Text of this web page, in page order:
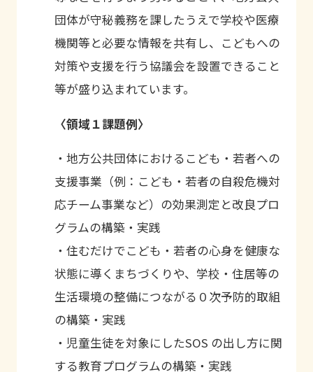
団体が守秘義務を課したうえで学校や医療
機関等と必要な情報を共有し、こどもへの
対策や支援を行う協議会を設置できること
等が盛り込まれています。
〈領域１課題例〉
・地方公共団体におけるこども・若者への
支援事業（例：こども・若者の自殺危機対
応チーム事業など）の効果測定と改良プロ
グラムの構築・実践
・住むだけでこども・若者の心身を健康な
状態に導くまちづくりや、学校・住居等の
生活環境の整備につながる０次予防的取組
の構築・実践
・児童生徒を対象にしたSOS の出し方に関
する教育プログラムの構築・実践